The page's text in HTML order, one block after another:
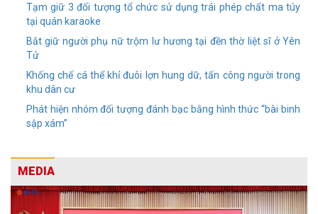
Tạm giữ 3 đối tượng tổ chức sử dụng trái phép chất ma túy
tại quán karaoke
Bắt giữ người phụ nữ trộm lư hương tại đền thờ liệt sĩ ở Yên
Tử
Khống chế cá thể khỉ đuôi lợn hung dữ, tấn công người trong
khu dân cư
Phát hiện nhóm đối tượng đánh bạc bằng hình thức “bài binh
sập xám”
MEDIA